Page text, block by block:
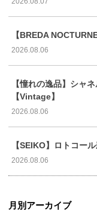
【BREDA
2026.08.06
【憧れの逸品】シャ
【Vintage】
2026.08.06
【SEIKO】ロトコー
2026.08.06
月別アーカイブ